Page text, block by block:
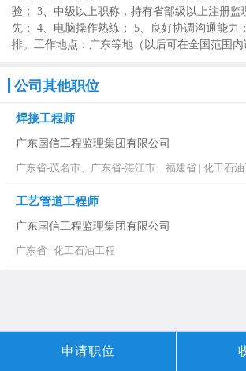
申请职位
验； 3、中级以上职称，持有省部级以上注册监
先； 4、电脑操作熟练； 5、良好协调沟通能力
排。工作地点：广东等地（以后可在全国范围内
公司其他职位
焊接工程师
广东国信工程监理集团有限公司
广东省-茂名市、广东省-湛江市、福建省 | 化工石油
工艺管道工程师
广东国信工程监理集团有限公司
广东省 | 化工石油工程